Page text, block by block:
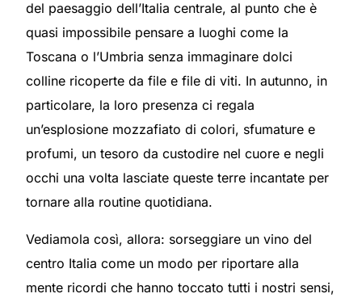
del paesaggio dell’Italia centrale, al punto che è
quasi impossibile pensare a luoghi come la
Toscana o l’Umbria senza immaginare dolci
colline ricoperte da file e file di viti. In autunno, in
particolare, la loro presenza ci regala
un’esplosione mozzafiato di colori, sfumature e
profumi, un tesoro da custodire nel cuore e negli
occhi una volta lasciate queste terre incantate per
tornare alla routine quotidiana.
Vediamola così, allora: sorseggiare un vino del
centro Italia come un modo per riportare alla
mente ricordi che hanno toccato tutti i nostri sensi,